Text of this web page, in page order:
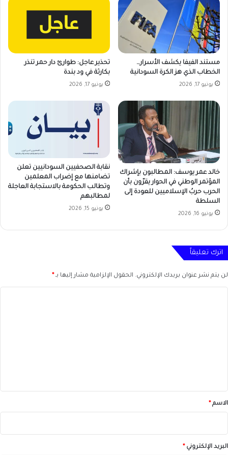
مستند الفيفا يكشف الأسرار…
الخطاب الذي هز الكرة السودانية
يونيو 17, 2026
تحذير عاجل: طوارئ دار حمر تنذر
بكارثة في ود بندة
يونيو 17, 2026
خالد عمر يوسف: المطالبون بإشراك
المؤتمر الوطني في الحوار يقرّون بأن
الحرب حربُ الإسلاميين للعودة إلى
السلطة
يونيو 16, 2026
نقابة الصحفيين السودانيين تعلن
تضامنها مع إضراب المعلمين
وتطالب الحكومة بالاستجابة العاجلة
لمطالبهم
يونيو 15, 2026
اترك تعليقاً
لن يتم نشر عنوان بريدك الإلكتروني. الحقول الإلزامية مشار إليها بـ *
*الاسم *
البريد الإلكتروني *